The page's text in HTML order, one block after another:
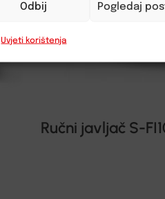
Odbij Pogledaj
Uvjeti korištenja
Ručni javljač S-